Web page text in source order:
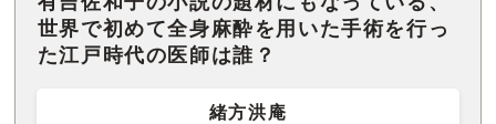
世界で初めて全身麻酔を用いた手術を行っ
た江戸時代の医師は誰？
緒方洪庵